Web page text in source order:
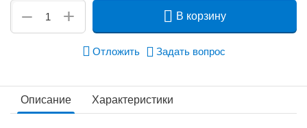
+
− В корзину
Отложить Задать вопрос
Описание Характеристики